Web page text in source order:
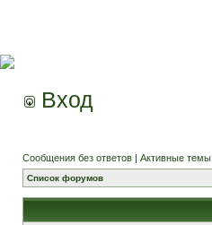
Вход
Сообщения без ответов | Активные темы
Список форумов